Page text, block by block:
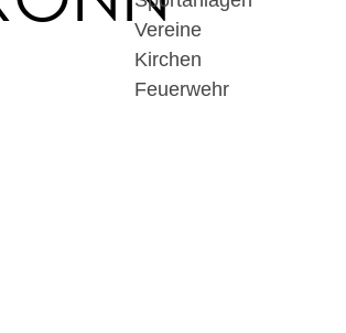
Vereine
Kirchen
Feuerwehr